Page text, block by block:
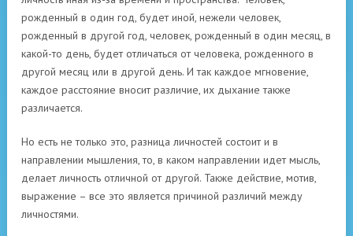
рожденный в один год, будет иной, нежели человек,
рожденный в другой год, человек, рожденный в один месяц, в
какой-то день, будет отличаться от человека, рожденного в
другой месяц или в другой день. И так каждое мгновение,
каждое расстояние вносит различие, их дыхание также
различается.
Но есть не только это, разница личностей состоит и в
направлении мышления, то, в каком направлении идет мысль,
делает личность отличной от другой. Также действие, мотив,
выражение – все это является причиной различий между
личностями.